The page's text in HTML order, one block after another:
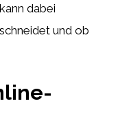
dabei
und ob